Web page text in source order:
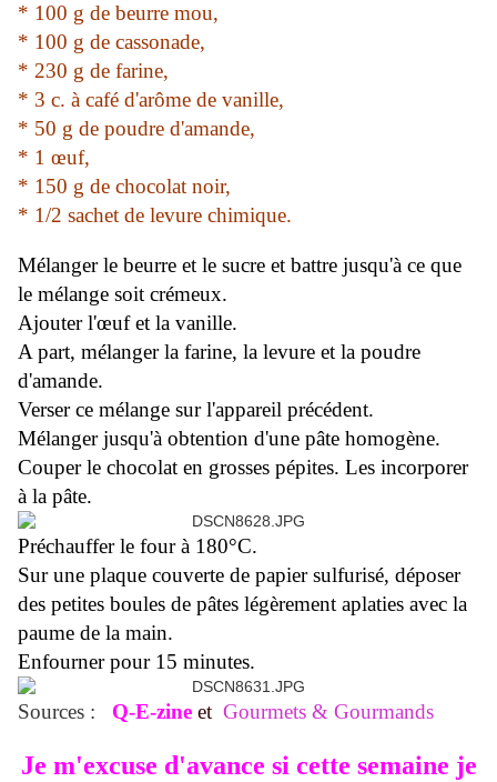
* 100 g de beurre mou,
* 100 g de cassonade,
* 230 g de farine,
* 3 c. à café d'arôme de vanille,
* 50 g de poudre d'amande,
* 1 œuf,
* 150 g de chocolat noir,
* 1/2 sachet de levure chimique.
Mélanger le beurre et le sucre et battre jusqu'à ce que
le mélange soit crémeux.
Ajouter l'œuf et la vanille.
A part, mélanger la farine, la levure et la poudre
d'amande.
Verser ce mélange sur l'appareil précédent.
Mélanger jusqu'à obtention d'une pâte homogène.
Couper le chocolat en grosses pépites. Les incorporer
à la pâte.
Préchauffer le four à 180°C.
Sur une plaque couverte de papier sulfurisé, déposer
des petites boules de pâtes légèrement aplaties avec la
paume de la main.
Enfourner pour 15 minutes.
Sources : Q-E-zine et Gourmets & Gourmands
Je m'excuse d'avance si cette semaine je